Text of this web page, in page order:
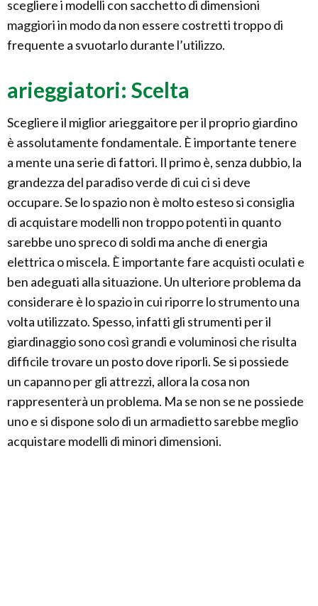
scegliere i modelli con sacchetto di dimensioni
maggiori in modo da non essere costretti troppo di
frequente a svuotarlo durante l’utilizzo.
arieggiatori: Scelta
Scegliere il miglior arieggaitore per il proprio giardino
è assolutamente fondamentale. È importante tenere
a mente una serie di fattori. Il primo è, senza dubbio, la
grandezza del paradiso verde di cui ci si deve
occupare. Se lo spazio non è molto esteso si consiglia
di acquistare modelli non troppo potenti in quanto
sarebbe uno spreco di soldi ma anche di energia
elettrica o miscela. È importante fare acquisti oculati e
ben adeguati alla situazione. Un ulteriore problema da
considerare è lo spazio in cui riporre lo strumento una
volta utilizzato. Spesso, infatti gli strumenti per il
giardinaggio sono così grandi e voluminosi che risulta
difficile trovare un posto dove riporli. Se si possiede
un capanno per gli attrezzi, allora la cosa non
rappresenterà un problema. Ma se non se ne possiede
uno e si dispone solo di un armadietto sarebbe meglio
acquistare modelli di minori dimensioni.